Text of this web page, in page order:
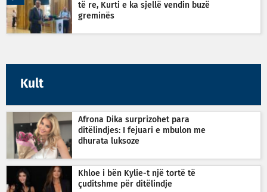
të re, Kurti e ka sjellë vendin buzë
greminës
Kult
Afrona Dika surprizohet para
ditëlindjes: I fejuari e mbulon me
dhurata luksoze
Khloe i bën Kylie-t një tortë të
çuditshme për ditëlindje